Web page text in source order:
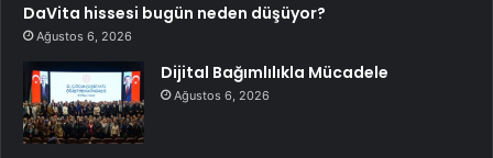
DaVita hissesi bugün neden düşüyor?
Ağustos 6, 2026
Dijital Bağımlılıkla Mücadele
Ağustos 6, 2026